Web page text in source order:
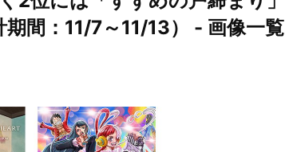
間：11/7～11/13） - 画像一覧